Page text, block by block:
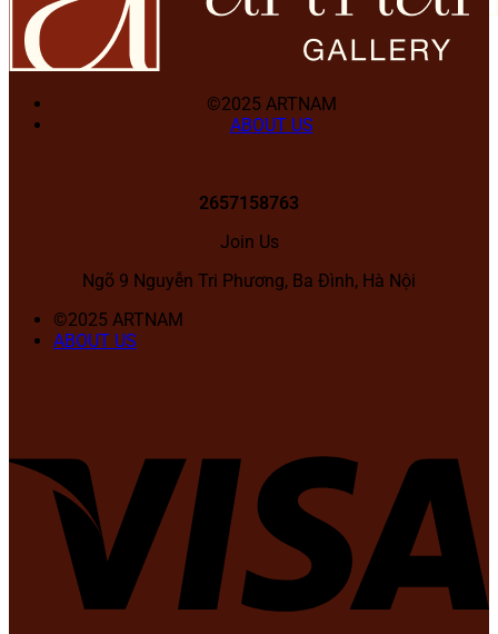
©2025 ARTNAM
ABOUT US
2657158763
Join Us
Ngõ 9 Nguyễn Tri Phương, Ba Đình, Hà Nội
©2025 ARTNAM
ABOUT US